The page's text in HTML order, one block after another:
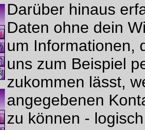
Darüber hinaus
Daten ohne dein
um Informationen,
uns zum Beispiel
zukommen lässt,
angegebenen